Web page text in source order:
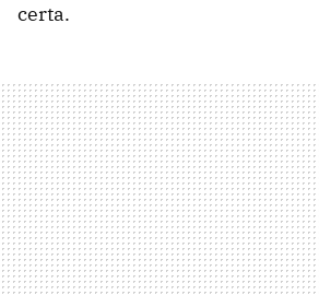
certa.